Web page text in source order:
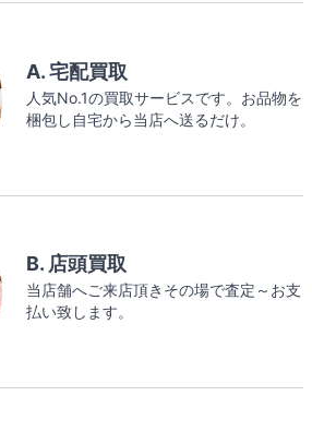
A. 宅配買取
人気No.1の買取サービスです。お品物を
梱包し自宅から当店へ送るだけ。
B. 店頭買取
当店舗へご来店頂きその場で査定～お支
払い致します。